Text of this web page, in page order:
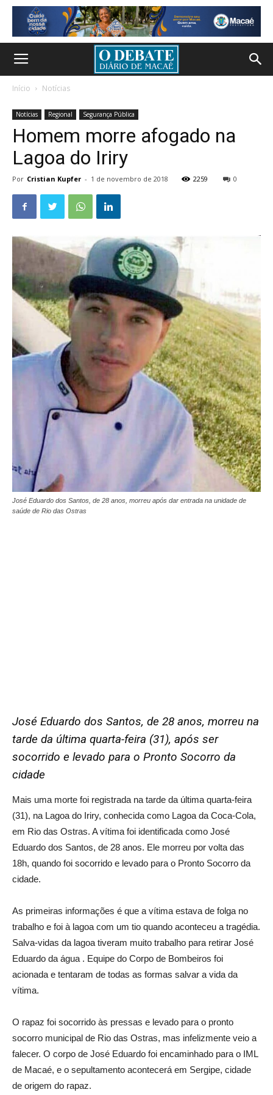
Início Notícias
Notícias Regional Segurança Pública
Homem morre afogado na
Lagoa do Iriry
Por Cristian Kupfer - 1 de novembro de 2018 2259 0
José Eduardo dos Santos, de 28 anos, morreu após dar entrada na unidade de
saúde de Rio das Ostras
José Eduardo dos Santos, de 28 anos, morreu na
tarde da última quarta-feira (31), após ser
socorrido e levado para o Pronto Socorro da
cidade
Mais uma morte foi registrada na tarde da última quarta-feira
(31), na Lagoa do Iriry, conhecida como Lagoa da Coca-Cola,
em Rio das Ostras. A vítima foi identificada como José
Eduardo dos Santos, de 28 anos. Ele morreu por volta das
18h, quando foi socorrido e levado para o Pronto Socorro da
cidade.
As primeiras informações é que a vítima estava de folga no
trabalho e foi à lagoa com um tio quando aconteceu a tragédia.
Salva-vidas da lagoa tiveram muito trabalho para retirar José
Eduardo da água . Equipe do Corpo de Bombeiros foi
acionada e tentaram de todas as formas salvar a vida da
vítima.
O rapaz foi socorrido às pressas e levado para o pronto
socorro municipal de Rio das Ostras, mas infelizmente veio a
falecer. O corpo de José Eduardo foi encaminhado para o IML
de Macaé, e o sepultamento acontecerá em Sergipe, cidade
de origem do rapaz.